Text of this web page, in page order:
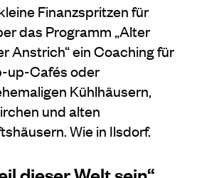
Finanzspritzen für
das Programm „Alter
Anstrich“ ein Coaching für
up-Cafés oder
Kühlhäusern,
und alten
Wie in Ilsdorf.
dieser Welt sein“